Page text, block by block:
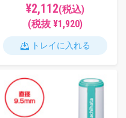
¥2,112(税込)
(税抜 ¥1,920)
トレイに入れる